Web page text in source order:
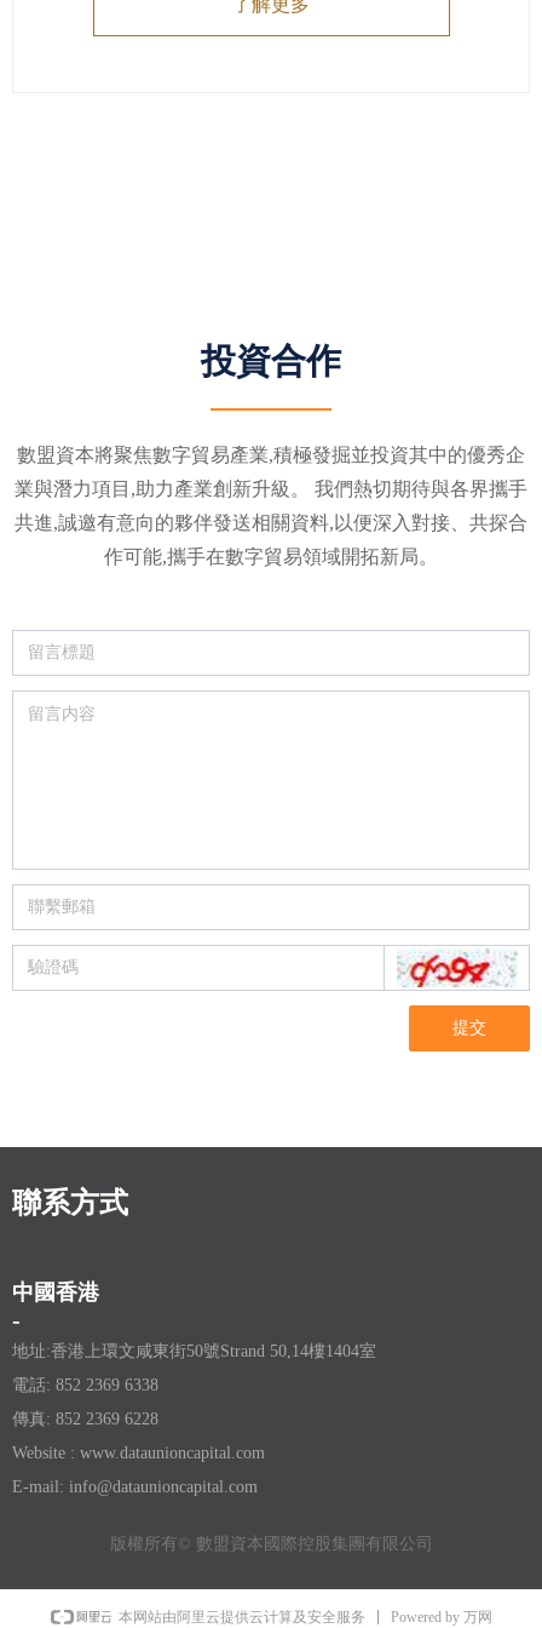
了解更多
數盟資本將聚焦數字貿易產業,積極發掘並投資其中的優秀企
業與潛力項目,助力產業創新升級。 我們熱切期待與各界攜手
共進,誠邀有意向的夥伴發送相關資料,以便深入對接、共探合
作可能,攜手在數字貿易領域開拓新局。
投資合作
提交
聯系方式
中國香港
-
地址:香港上環文咸東街50號Strand 50,14樓1404室
電話: 852 2369 6338
傳真: 852 2369 6228
Website : www.dataunioncapital.com
E-mail: info@dataunioncapital.com
版權所有© 數盟資本國際控股集團有限公司
本网站由阿里云提供云计算及安全服务 Powered by 万网